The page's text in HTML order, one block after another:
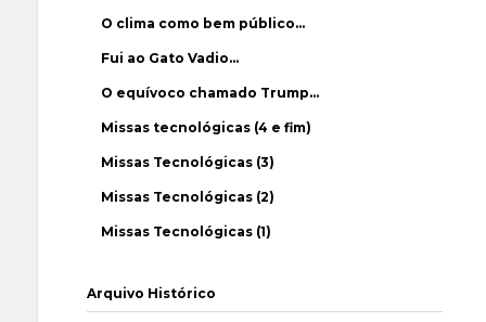
O clima como bem público…
Fui ao Gato Vadio…
O equívoco chamado Trump…
Missas tecnológicas (4 e fim)
Missas Tecnológicas (3)
Missas Tecnológicas (2)
Missas Tecnológicas (1)
Arquivo Histórico